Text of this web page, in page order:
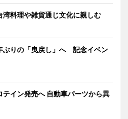
料理や雑貨通じ文化に親しむ
ぶりの「曳戻し」へ 記念イベン
イン発売へ 自動車パーツから異